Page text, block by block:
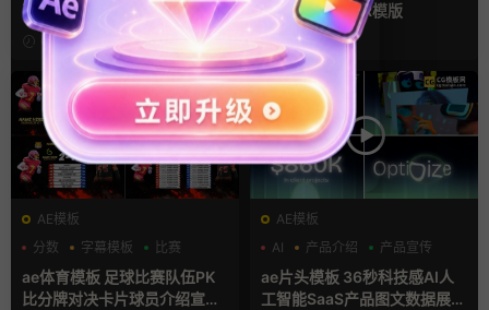
画廊幻灯片宣传视频
6小时前
介绍角标动画PR模版
2天前
AE模板
分数
字幕模板 比赛
ae体育模板 足球比赛队伍PK
比分牌对决卡片球员介绍宣传
AE模板
AI
产品介绍 产品宣传
ae片头模板 36秒科技感AI人
工智能SaaS产品图文数据展示